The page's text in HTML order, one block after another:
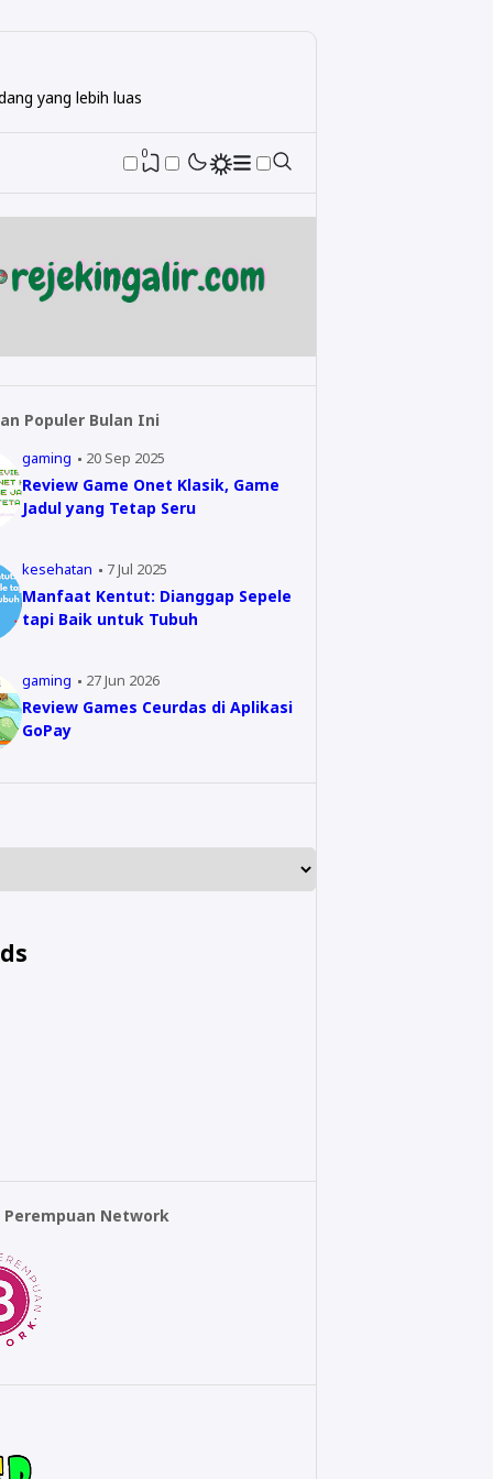
yang lebih luas
0
Populer Bulan Ini
gaming 20 Sep 2025
Review Game Onet Klasik, Game
Jadul yang Tetap Seru
kesehatan 7 Jul 2025
Manfaat Kentut: Dianggap Sepele
tapi Baik untuk Tubuh
gaming 27 Jun 2026
Review Games Ceurdas di Aplikasi
GoPay
Perempuan Network